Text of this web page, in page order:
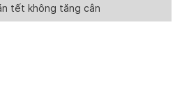
tết không tăng cân